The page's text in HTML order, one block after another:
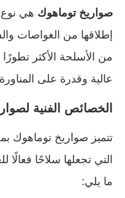
صواريخ توماهوك هي نوع
إطلاقها من الغواصات
من الأسلحة الأكثر
عالية وقدرة على
الخصائص الفنية
تتميز صواريخ توماهوك
التي تجعلها سلاحًا
ما يلي: